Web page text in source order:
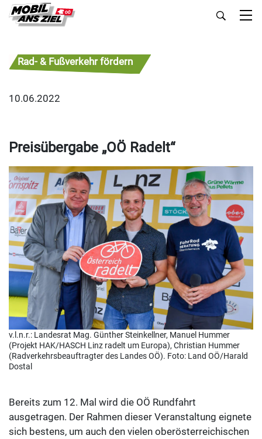
Rad- & Fußverkehr fördern
10.06.2022
Preisübergabe „OÖ Radelt“
v.l.n.r.: Landesrat Mag. Günther Steinkellner, Manuel Hummer
(Projekt HAK/HASCH Linz radelt um Europa), Christian Hummer
(Radverkehrsbeauftragter des Landes OÖ). Foto: Land OÖ/Harald
Dostal
Bereits zum 12. Mal wird die OÖ Rundfahrt
ausgetragen. Der Rahmen dieser Veranstaltung eignete
sich bestens, um auch den vielen oberösterreichischen